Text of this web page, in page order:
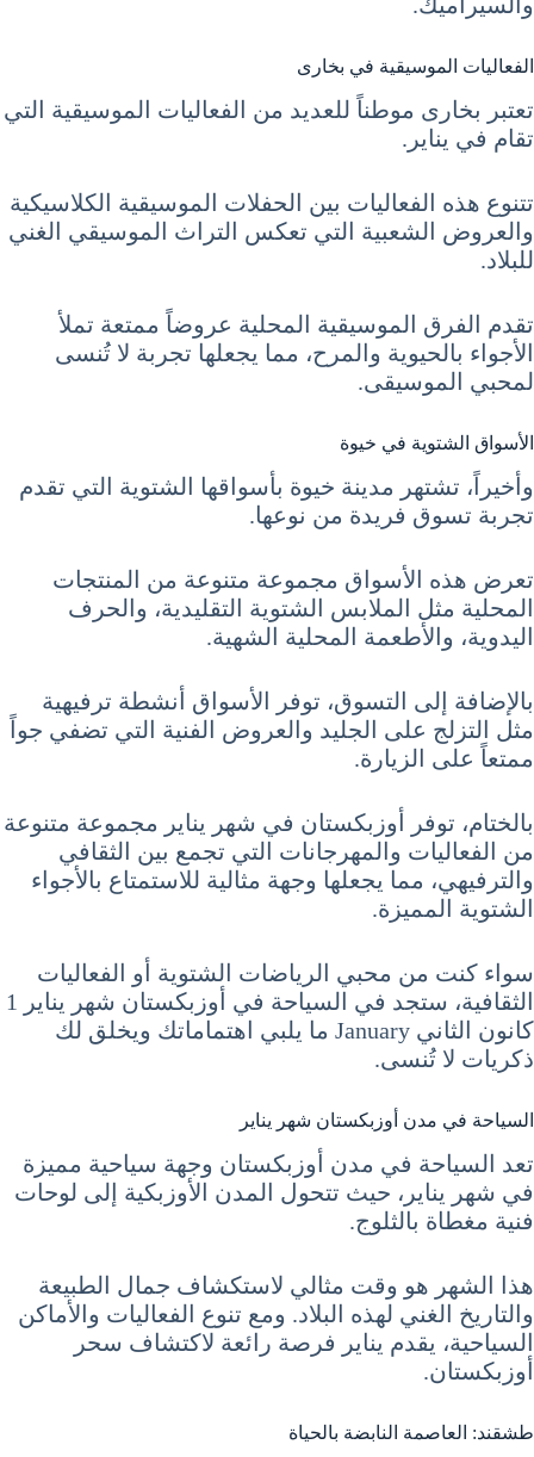
الفعاليات الموسيقية في بخارى
تعتبر بخارى موطناً للعديد من الفعاليات الموسيقية التي
تقام في يناير.
تتنوع هذه الفعاليات بين الحفلات الموسيقية الكلاسيكية
والعروض الشعبية التي تعكس التراث الموسيقي الغني
للبلاد.
تقدم الفرق الموسيقية المحلية عروضاً ممتعة تملأ
الأجواء بالحيوية والمرح، مما يجعلها تجربة لا تُنسى
لمحبي الموسيقى.
الأسواق الشتوية في خيوة
وأخيراً، تشتهر مدينة خيوة بأسواقها الشتوية التي تقدم
تجربة تسوق فريدة من نوعها.
تعرض هذه الأسواق مجموعة متنوعة من المنتجات
المحلية مثل الملابس الشتوية التقليدية، والحرف
اليدوية، والأطعمة المحلية الشهية.
بالإضافة إلى التسوق، توفر الأسواق أنشطة ترفيهية
مثل التزلج على الجليد والعروض الفنية التي تضفي جواً
ممتعاً على الزيارة.
بالختام، توفر أوزبكستان في شهر يناير مجموعة متنوعة
من الفعاليات والمهرجانات التي تجمع بين الثقافي
والترفيهي، مما يجعلها وجهة مثالية للاستمتاع بالأجواء
الشتوية المميزة.
سواء كنت من محبي الرياضات الشتوية أو الفعاليات
الثقافية، ستجد في السياحة في أوزبكستان شهر يناير 1
كانون الثاني January ما يلبي اهتماماتك ويخلق لك
ذكريات لا تُنسى.
السياحة في مدن أوزبكستان شهر يناير
تعد السياحة في مدن أوزبكستان وجهة سياحية مميزة
في شهر يناير، حيث تتحول المدن الأوزبكية إلى لوحات
فنية مغطاة بالثلوج.
هذا الشهر هو وقت مثالي لاستكشاف جمال الطبيعة
والتاريخ الغني لهذه البلاد. ومع تنوع الفعاليات والأماكن
السياحية، يقدم يناير فرصة رائعة لاكتشاف سحر
أوزبكستان.
طشقند: العاصمة النابضة بالحياة